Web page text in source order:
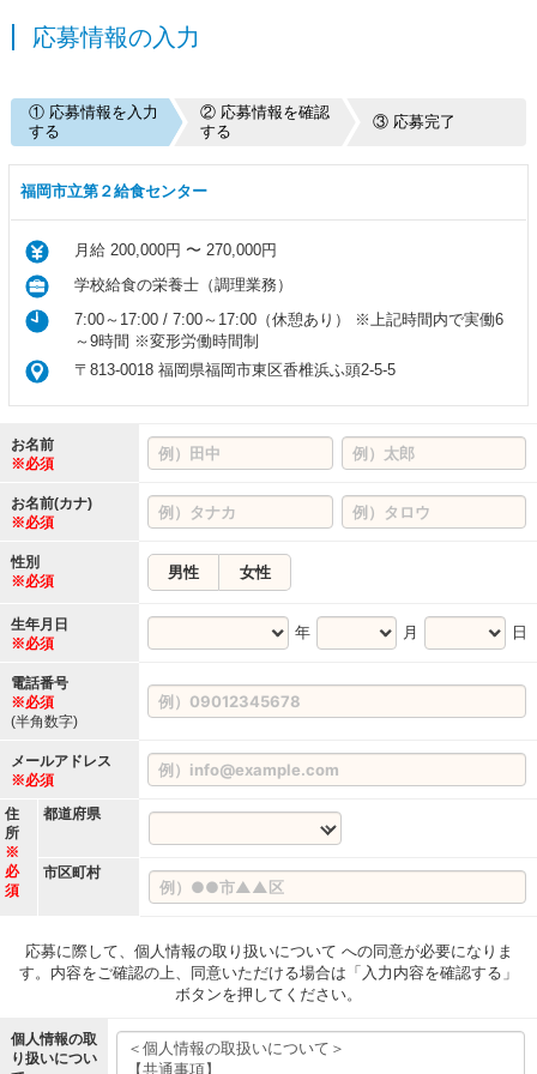
応募情報の入力
① 応募情報を入力
する
② 応募情報を確認
する
③ 応募完了
福岡市立第２給食センター
月給 200,000円 〜 270,000円
学校給食の栄養士（調理業務）
7:00～17:00 / 7:00～17:00（休憩あり） ※上記時間内で実働6
～9時間 ※変形労働時間制
〒813-0018 福岡県福岡市東区香椎浜ふ頭2-5-5
お名前
※必須
お名前(カナ)
※必須
性別
※必須
男性 女性
生年月日
※必須
年 月 日
電話番号
※必須
(半角数字)
メールアドレス
※必須
住
所
※
必
須
都道府県
市区町村
応募に際して、個人情報の取り扱いについて への同意が必要になりま
す。内容をご確認の上、同意いただける場合は「入力内容を確認する」
ボタンを押してください。
個人情報の取
り扱いについ